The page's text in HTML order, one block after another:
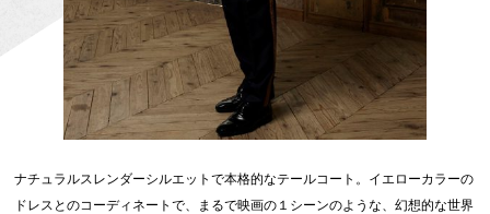
ナチュラルスレンダーシルエットで本格的なテールコート。イエローカラーの
ドレスとのコーディネートで、まるで映画の１シーンのような、幻想的な世界